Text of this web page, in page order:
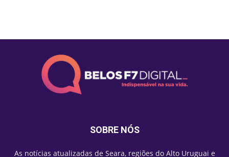
SOBRE NÓS
As notícias atualizadas de Seara, regiões do Alto Uruguai e